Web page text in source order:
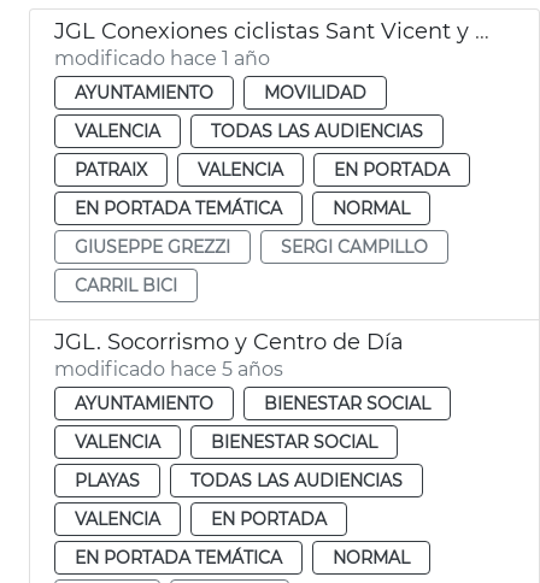
JGL Conexiones ciclistas Sant Vicent y Avinguda del Cid
modificado hace 1 año
AYUNTAMIENTO
MOVILIDAD
VALENCIA
TODAS LAS AUDIENCIAS
PATRAIX
VALENCIA
EN PORTADA
EN PORTADA TEMÁTICA
NORMAL
GIUSEPPE GREZZI
SERGI CAMPILLO
CARRIL BICI
JGL. Socorrismo y Centro de Día
modificado hace 5 años
AYUNTAMIENTO
BIENESTAR SOCIAL
VALENCIA
BIENESTAR SOCIAL
PLAYAS
TODAS LAS AUDIENCIAS
VALENCIA
EN PORTADA
EN PORTADA TEMÁTICA
NORMAL